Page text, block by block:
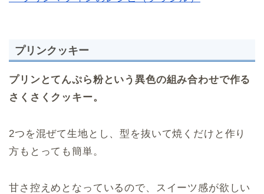
プリンクッキー
プリンとてんぷら粉という異色の組み合わせで作る
さくさくクッキー。
2つを混ぜて生地とし、型を抜いて焼くだけと作り
方もとっても簡単。
甘さ控えめとなっているので、スイーツ感が欲しい